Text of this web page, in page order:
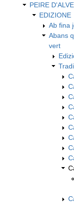
PEIRE
EDIZIONE
Ab fina
Abans
vert